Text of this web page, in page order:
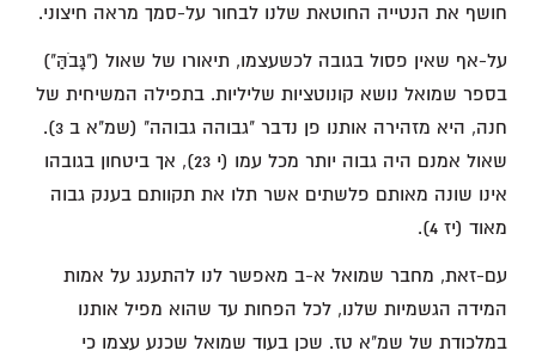
חושף את הנטייה החוטאת שלנו לבחור על-סמך מראה חיצוני.
על-אף שאין פסול בגובה לכשעצמו, תיאורו של שאול ("גָּבֹהַּ")
בספר שמואל נושא קונוטציות שליליות. בתפילה המשיחית של
חנה, היא מזהירה אותנו פן נדבר "גבוהה גבוהה" (שמ"א ב 3).
שאול אמנם היה גבוה יותר מכל עמו (י 23), אך ביטחון בגובהו
אינו שונה מאותם פלשתים אשר תלו את תקוותם בענק גבוה
מאוד (יז 4).
עם-זאת, מחבר שמואל א-ב מאפשר לנו להתענג על אמות
המידה הגשמיות שלנו, לכל הפחות עד שהוא מפיל אותנו
במלכודת של שמ"א טז. שכן בעוד שמואל שכנע עצמו כי